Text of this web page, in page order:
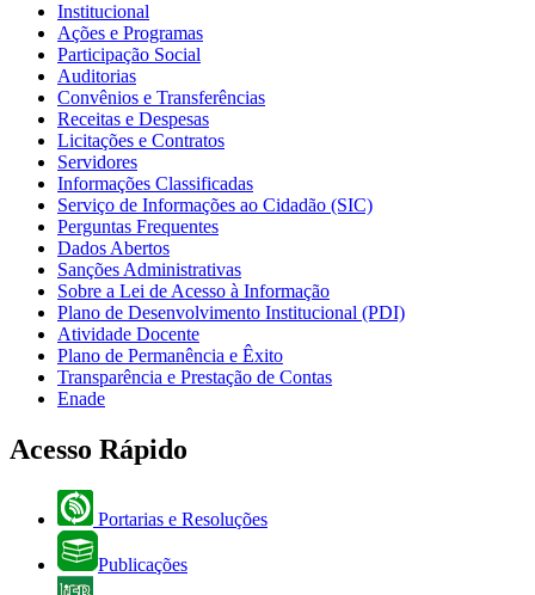
Institucional
Ações e Programas
Participação Social
Auditorias
Convênios e Transferências
Receitas e Despesas
Licitações e Contratos
Servidores
Informações Classificadas
Serviço de Informações ao Cidadão (SIC)
Perguntas Frequentes
Dados Abertos
Sanções Administrativas
Sobre a Lei de Acesso à Informação
Plano de Desenvolvimento Institucional (PDI)
Atividade Docente
Plano de Permanência e Êxito
Transparência e Prestação de Contas
Enade
Acesso Rápido
Portarias e Resoluções
Publicações